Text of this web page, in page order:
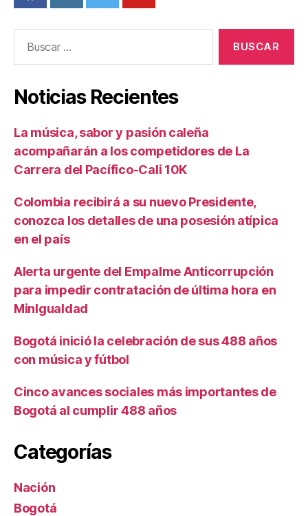
Noticias Recientes
La música, sabor y pasión caleña
acompañarán a los competidores de La
Carrera del Pacífico-Cali 10K
Colombia recibirá a su nuevo Presidente,
conozca los detalles de una posesión atípica
en el país
Alerta urgente del Empalme Anticorrupción
para impedir contratación de última hora en
MinIgualdad
Bogotá inició la celebración de sus 488 años
con música y fútbol
Cinco avances sociales más importantes de
Bogotá al cumplir 488 años
Categorías
Nación
Bogotá